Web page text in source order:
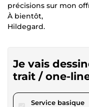
précisions sur mon
À bientôt,
Hildegard.
Je vais
trait / one-
Service basique